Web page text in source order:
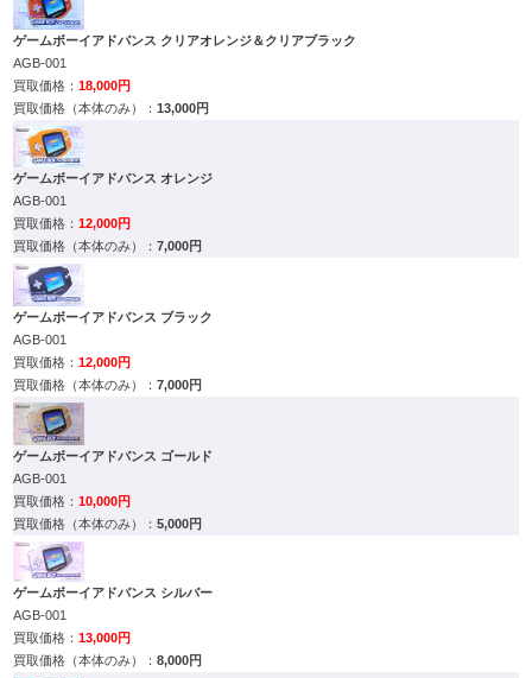
ゲームボーイアドバンス クリアオレンジ＆クリアブラック
AGB-001
18,000円
13,000円
ゲームボーイアドバンス オレンジ
AGB-001
12,000円
7,000円
ゲームボーイアドバンス ブラック
AGB-001
12,000円
7,000円
ゲームボーイアドバンス ゴールド
AGB-001
10,000円
5,000円
ゲームボーイアドバンス シルバー
AGB-001
13,000円
8,000円